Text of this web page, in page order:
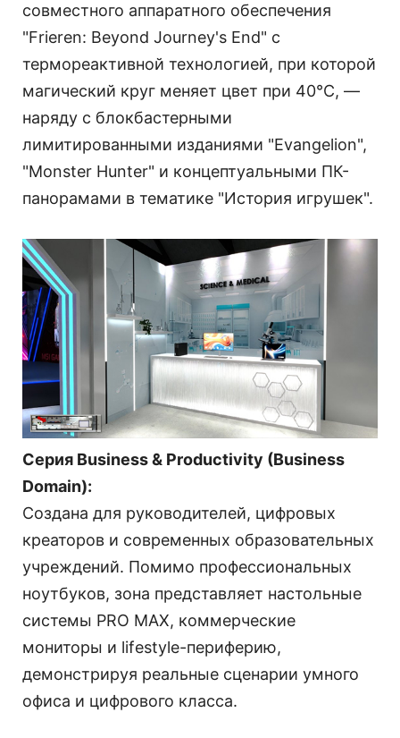
совместного аппаратного обеспечения
"Frieren: Beyond Journey's End" с
термореактивной технологией, при которой
магический круг меняет цвет при 40°C, —
наряду с блокбастерными
лимитированными изданиями "Evangelion",
"Monster Hunter" и концептуальными ПК-
панорамами в тематике "История игрушек".
Серия Business & Productivity (Business
Domain):
Создана для руководителей, цифровых
креаторов и современных образовательных
учреждений. Помимо профессиональных
ноутбуков, зона представляет настольные
системы PRO MAX, коммерческие
мониторы и lifestyle-периферию,
демонстрируя реальные сценарии умного
офиса и цифрового класса.